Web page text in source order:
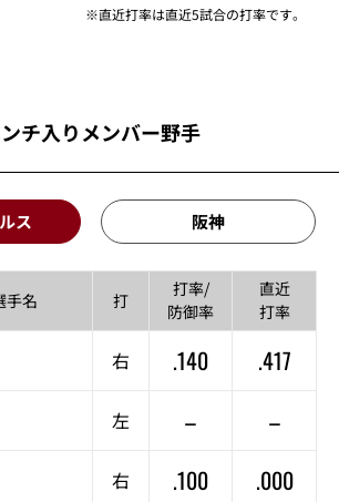
※直近打率は直近5試合の打率です。
チ入りメンバー野手
ス 阪神
手名 打
打率/
防御率
直近
打率
右 .140 .417
左 – –
右 .100 .000